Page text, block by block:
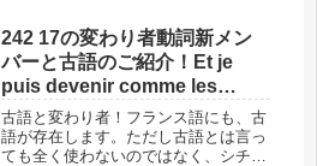
の中で登場した活用形や時制、動詞句
などを、意味とともにご紹介...
242 17の変わり者動詞新メン
バーと古語のご紹介！Et je
puis devenir comme les
grandes personnes
古語と変わり者！フランス語にも、古
語が存在します。ただし古語とは言っ
ても全く使わないのではなく、シチュ